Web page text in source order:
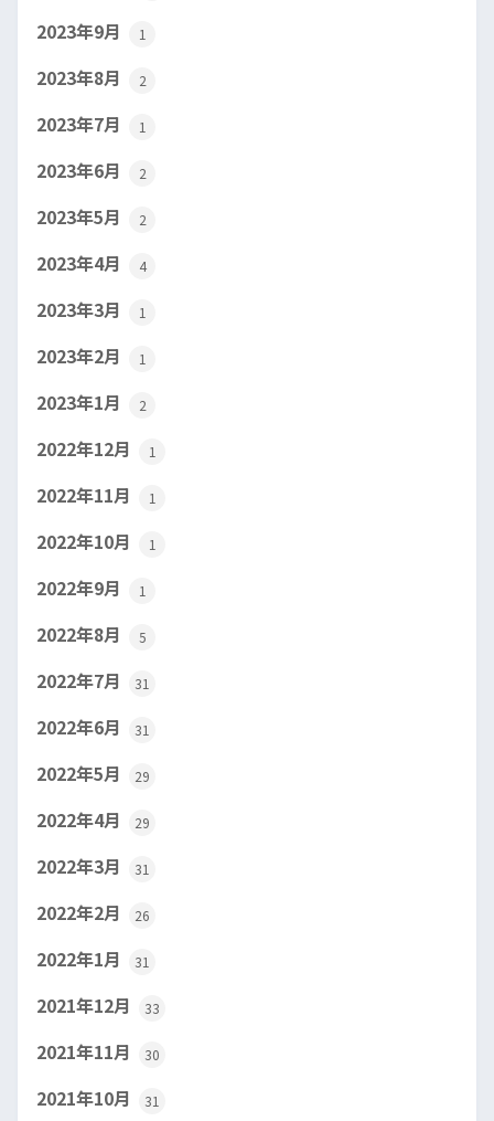
2023年9月 1
2023年8月 2
2023年7月 1
2023年6月 2
2023年5月 2
2023年4月 4
2023年3月 1
2023年2月 1
2023年1月 2
2022年12月 1
2022年11月 1
2022年10月 1
2022年9月 1
2022年8月 5
2022年7月 31
2022年6月 31
2022年5月 29
2022年4月 29
2022年3月 31
2022年2月 26
2022年1月 31
2021年12月 33
2021年11月 30
2021年10月 31